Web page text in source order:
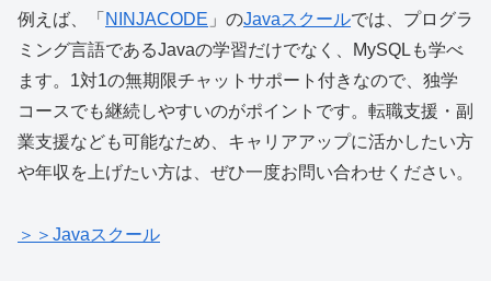
例えば、「 NINJACODE 」のJavaスクールでは、プログラ
ミング言語であるJavaの学習だけでなく、MySQLも学べ
ます。1対1の無期限チャットサポート付きなので、独学
コースでも継続しやすいのがポイントです。転職支援・副
業支援なども可能なため、キャリアアップに活かしたい方
や年収を上げたい方は、ぜひ一度お問い合わせください。
＞＞Javaスクール